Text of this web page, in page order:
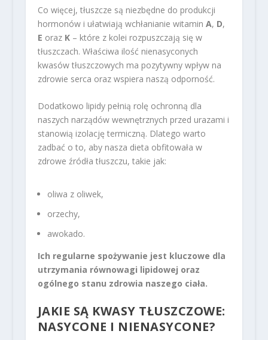
Co więcej, tłuszcze są niezbędne do produkcji
hormonów i ułatwiają wchłanianie witamin A, D,
E oraz K– które z kolei rozpuszczają się w
tłuszczach. Właściwa ilość nienasyconych
kwasów tłuszczowych ma pozytywny wpływ na
zdrowie serca oraz wspiera naszą odporność.
Dodatkowo lipidy pełnią rolę ochronną dla
naszych narządów wewnętrznych przed urazami i
stanowią izolację termiczną. Dlatego warto
zadbać o to, aby nasza dieta obfitowała w
zdrowe źródła tłuszczu, takie jak:
oliwa z oliwek,
orzechy,
awokado.
Ich regularne spożywanie jest kluczowe dla
utrzymania równowagi lipidowej oraz
ogólnego stanu zdrowia naszego ciała.
JAKIE SĄ KWASY TŁUSZCZOWE:
NASYCONE I NIENASYCONE?